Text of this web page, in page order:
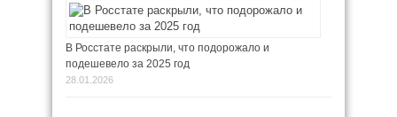
В Росстате раскрыли, что подорожало и
подешевело за 2025 год
28.01.2026